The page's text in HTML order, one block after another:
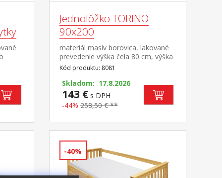
Jednolôžko TORINO
90x200
materiál masív borovica, lakované
prevedenie výška čela 80 cm, výška
sedu 38 cm, cena bez roštu a
matraca minimálna odporúčaná
výška matraca 15 cm odporúčaný
rozmer matraca 90 × 200 cm a rošt
R1 odporúčaná nosnosť do 120 kg
Kód produktu: 8081
Skladom: 17.8.2026
143 €s DPH
-44% 258,50 € **
-40%